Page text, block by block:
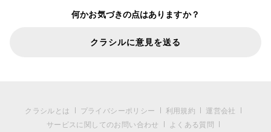
何かお気づきの点はありますか？
クラシルに意見を送る
クラシルとは プライバシーポリシー 利用規約
運営会社
サービスに関してのお問い合わせ
よくある質問